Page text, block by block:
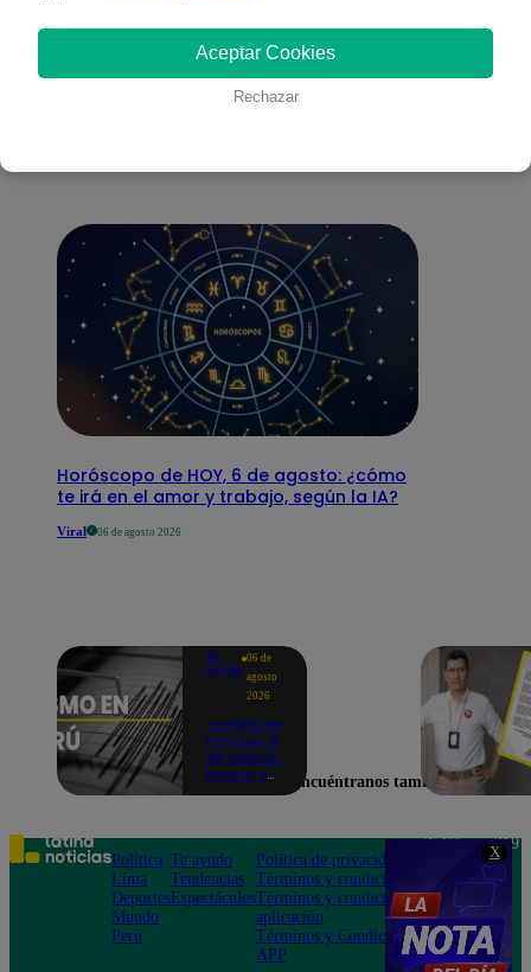
X
También te puede
Horóscopo de HOY, 6 de agosto: ¿cómo
te irá en el amor y trabajo, según la IA?
Viral 06 de agosto 2026
Te
ayudo
06 de
agosto
2026
Temblor en
Perú hoy, 6
de agosto:
horario y
según IGP
Aceptar Cookies
Rechazar
Encuéntranos también en
Política
Lima
Deportes
Mundo
Perú
Te ayudo
Tendencias
Espectáculos
Política de privacidad
Términos y condiciones
Términos y condiciones
aplicación
Términos y Condiciones
APP
Teléfono: 219
Av. San
Felipe 968
Jesús María